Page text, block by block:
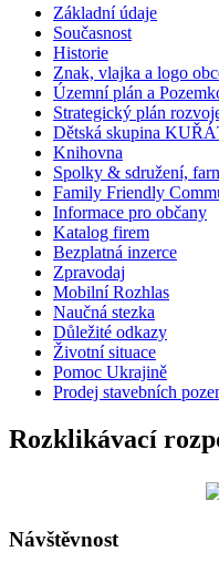
Základní údaje
Současnost
Historie
Znak, vlajka a logo
Územní plán a
Strategický plán
Dětská skupina
Knihovna
Spolky & sdružení,
Family Friendly
Informace pro občany
Katalog firem
Bezplatná inzerce
Zpravodaj
Mobilní Rozhlas
Naučná stezka
Důležité odkazy
Životní situace
Pomoc Ukrajině
Prodej stavebních
Rozklikávací
Návštěvnost